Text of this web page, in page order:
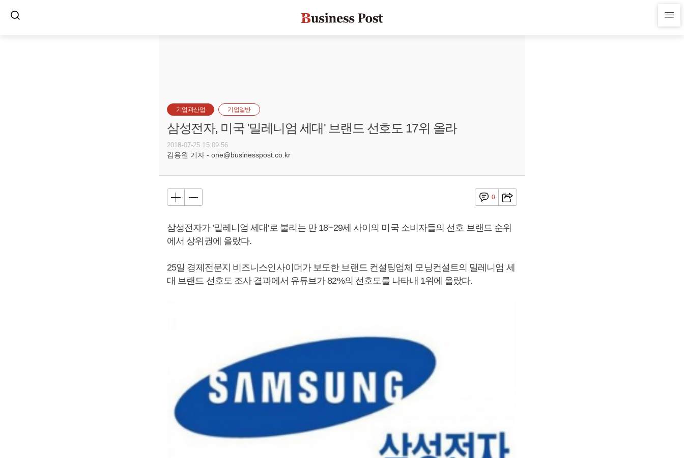
기업과산업 기업일반
삼성전자, 미국 '밀레니엄 세대' 브랜드 선호도 17위 올라
2018-07-25 15:09:56
김용원 기자 - one@businesspost.co.kr
0
삼성전자가 '밀레니엄 세대'로 불리는 만 18~29세 사이의 미국 소비자들의 선호 브랜드 순위
에서 상위권에 올랐다.
25일 경제전문지 비즈니스인사이더가 보도한 브랜드 컨설팅업체 모닝컨설트의 밀레니엄 세
대 브랜드 선호도 조사 결과에서 유튜브가 82%의 선호도를 나타내 1위에 올랐다.